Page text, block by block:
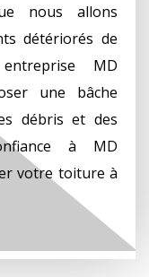
nous allons
détériorés de
MD
une bâche
débris et des
à MD
votre toiture à